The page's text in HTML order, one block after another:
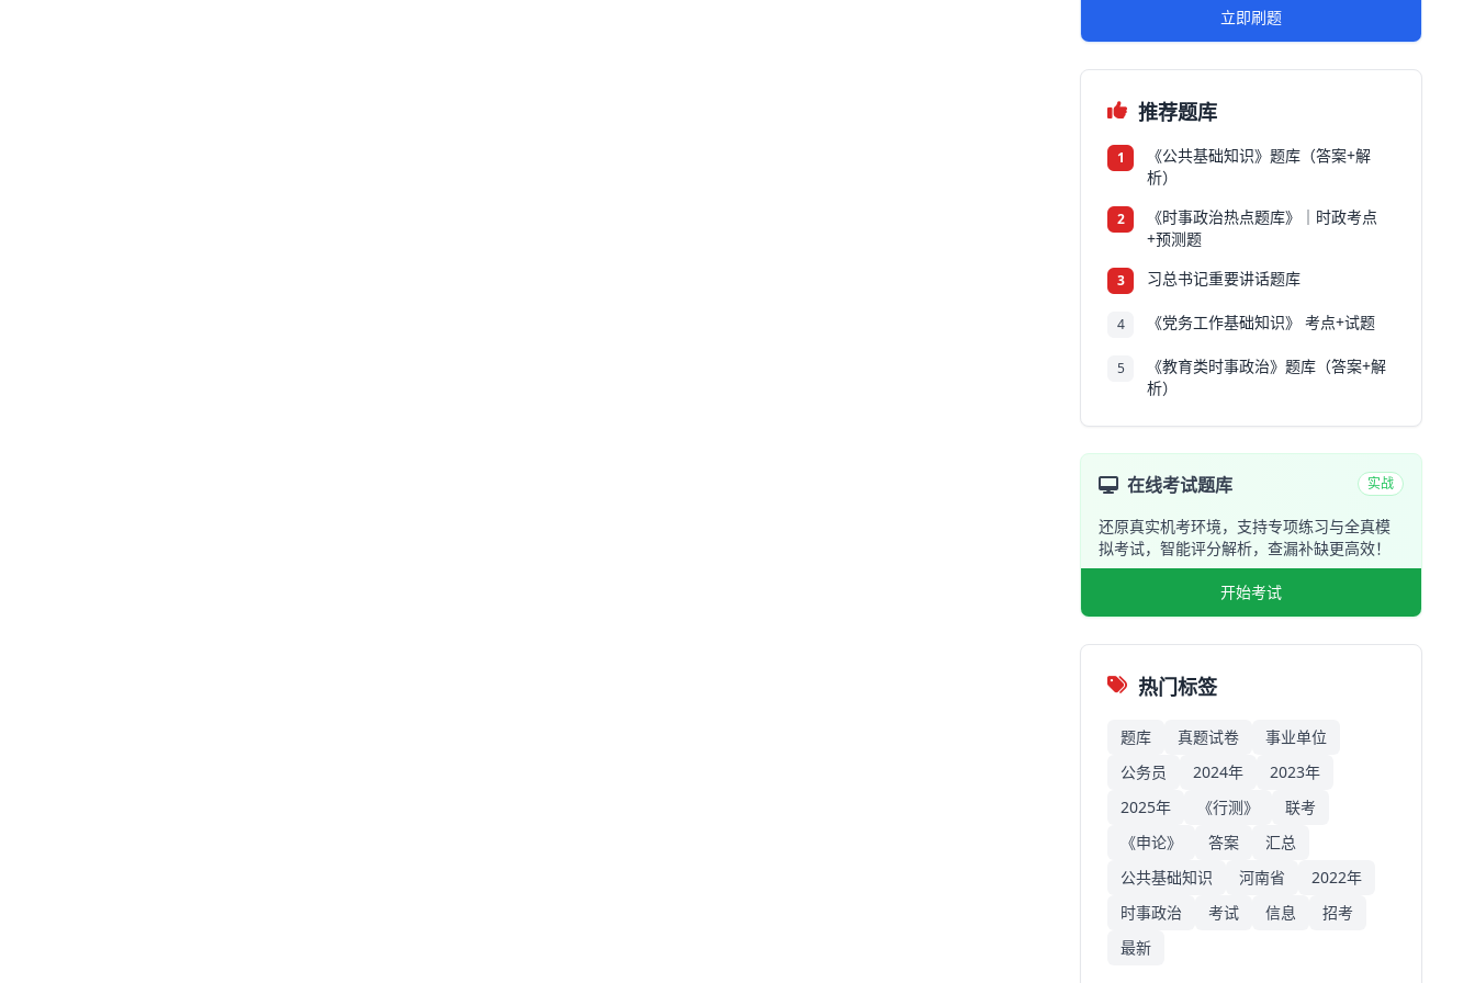
立即刷题
推荐题库
1
《公共基础知识》题库（答案+解
析）
2
《时事政治热点题库》｜时政考点
+预测题
3 习总书记重要讲话题库
4 《党务工作基础知识》 考点+试题
5
《教育类时事政治》题库（答案+解
析）
在线考试题库 实战
还原真实机考环境，支持专项练习与全真模
拟考试，智能评分解析，查漏补缺更高效！
开始考试
热门标签
题库 真题试卷
事业单位
公务员
2024年
2023年
2025年
《行测》
联考
《申论》
答案
汇总
公共基础知识
河南省
2022年
时事政治
考试 信息
招考
最新